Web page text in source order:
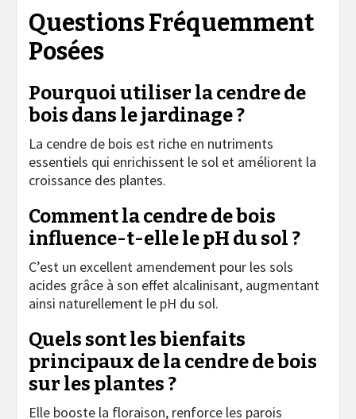
Questions Fréquemment
Posées
Pourquoi utiliser la cendre de
bois dans le jardinage ?
La cendre de bois est riche en nutriments
essentiels qui enrichissent le sol et améliorent la
croissance des plantes.
Comment la cendre de bois
influence-t-elle le pH du sol ?
C’est un excellent amendement pour les sols
acides grâce à son effet alcalinisant, augmentant
ainsi naturellement le pH du sol.
Quels sont les bienfaits
principaux de la cendre de bois
sur les plantes ?
Elle booste la floraison, renforce les parois